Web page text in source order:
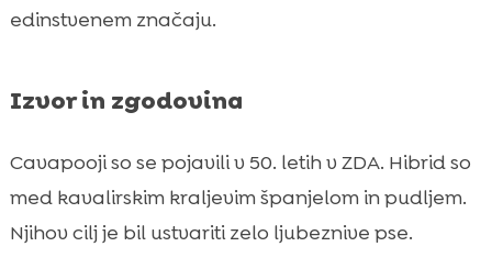
edinstvenem značaju.
Izvor in zgodovina
Cavapooji so se pojavili v 50. letih v ZDA. Hibrid so
med kavalirskim kraljevim španjelom in pudljem.
Njihov cilj je bil ustvariti zelo ljubeznive pse.